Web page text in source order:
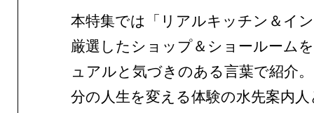
本特集では「リアルキッチン＆イ
厳選したショップ＆ショールーム
ュアルと気づきのある言葉で紹介
分の人生を変える体験の水先案内